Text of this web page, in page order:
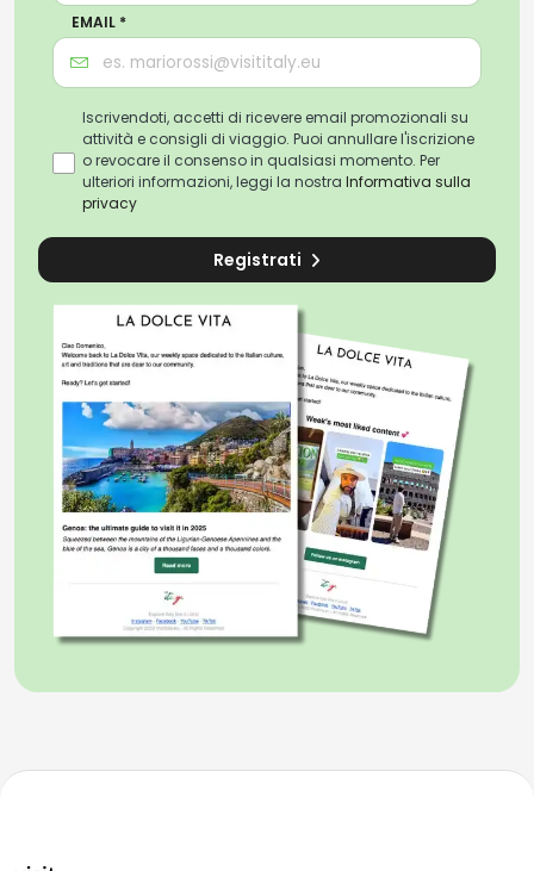
EMAIL *
Iscrivendoti, accetti di ricevere email promozionali su
attività e consigli di viaggio. Puoi annullare l'iscrizione
o revocare il consenso in qualsiasi momento. Per
ulteriori informazioni, leggi la nostra Informativa sulla
privacy
Registrati